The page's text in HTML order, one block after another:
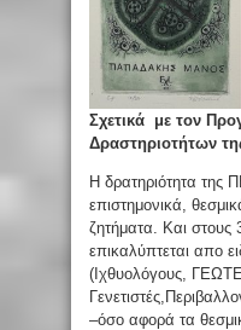
Σχετικά με τον
Δραστηριοτήτων
Η δρατηριότητα της
επιστημονικά,
ζητήματα. Και στους
επικαλύπτεται απο
(Ιχθυολόγους,
–όσο αφορά τα